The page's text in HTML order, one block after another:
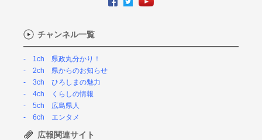
チャンネル一覧
1ch 県政丸分かり！
2ch 県からのお知らせ
3ch ひろしまの魅力
4ch くらしの情報
5ch 広島県人
6ch エンタメ
広報関連サイト